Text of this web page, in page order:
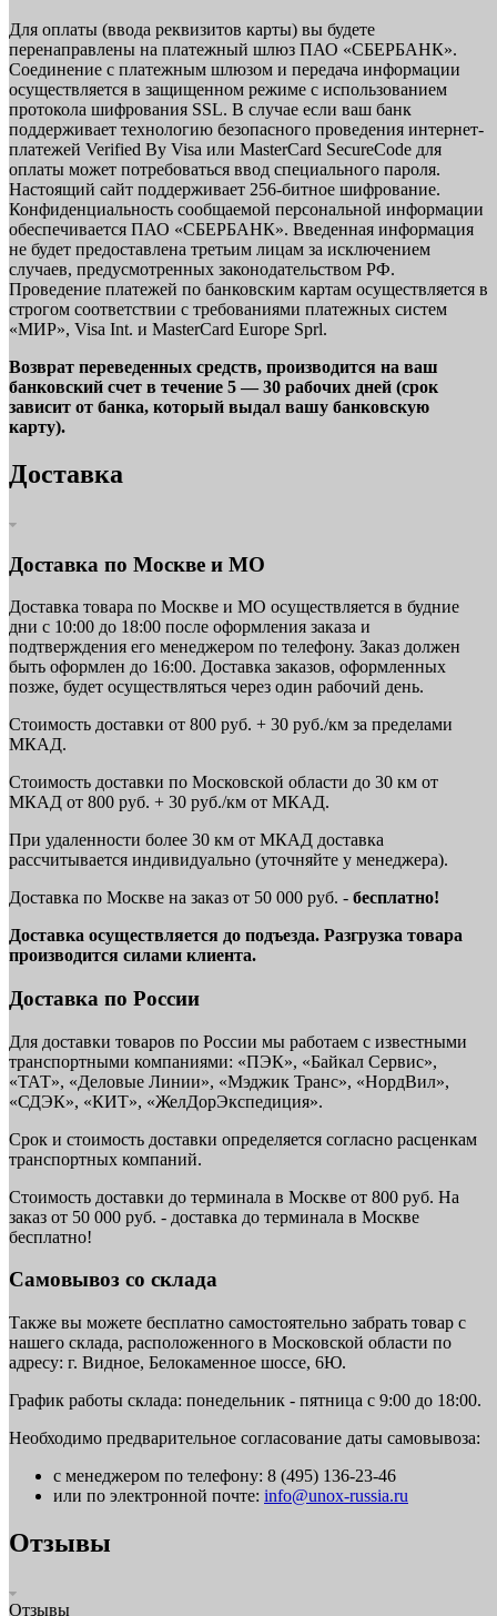
Для оплаты (ввода реквизитов карты) вы будете
перенаправлены на платежный шлюз ПАО «СБЕРБАНК».
Соединение с платежным шлюзом и передача информации
осуществляется в защищенном режиме с использованием
протокола шифрования SSL. В случае если ваш банк
поддерживает технологию безопасного проведения интернет-
платежей Verified By Visa или MasterCard SecureCode для
оплаты может потребоваться ввод специального пароля.
Настоящий сайт поддерживает 256-битное шифрование.
Конфиденциальность сообщаемой персональной информации
обеспечивается ПАО «СБЕРБАНК». Введенная информация
не будет предоставлена третьим лицам за исключением
случаев, предусмотренных законодательством РФ.
Проведение платежей по банковским картам осуществляется в
строгом соответствии с требованиями платежных систем
«МИР», Visa Int. и MasterCard Europe Sprl.
Возврат переведенных средств, производится на ваш
банковский счет в течение 5 — 30 рабочих дней (срок
зависит от банка, который выдал вашу банковскую
карту).
Доставка
Доставка по Москве и МО
Доставка товара по Москве и МО осуществляется в будние
дни с 10:00 до 18:00 после оформления заказа и
подтверждения его менеджером по телефону. Заказ должен
быть оформлен до 16:00. Доставка заказов, оформленных
позже, будет осуществляться через один рабочий день.
Стоимость доставки от 800 руб. + 30 руб./км за пределами
МКАД.
Стоимость доставки по Московской области до 30 км от
МКАД от 800 руб. + 30 руб./км от МКАД.
При удаленности более 30 км от МКАД доставка
рассчитывается индивидуально (уточняйте у менеджера).
Доставка по Москве на заказ от 50 000 руб. - бесплатно!
Доставка осуществляется до подъезда. Разгрузка товара
производится силами клиента.
Доставка по России
Для доставки товаров по России мы работаем с известными
транспортными компаниями: «ПЭК», «Байкал Сервис»,
«ТАТ», «Деловые Линии», «Мэджик Транс», «НордВил»,
«СДЭК», «КИТ», «ЖелДорЭкспедиция».
Срок и стоимость доставки определяется согласно расценкам
транспортных компаний.
Стоимость доставки до терминала в Москве от 800 руб. На
заказ от 50 000 руб. - доставка до терминала в Москве
бесплатно!
Самовывоз со склада
Также вы можете бесплатно самостоятельно забрать товар с
нашего склада, расположенного в Московской области по
адресу: г. Видное, Белокаменное шоссе, 6Ю.
График работы склада: понедельник - пятница с 9:00 до 18:00.
Необходимо предварительное согласование даты самовывоза:
с менеджером по телефону: 8 (495) 136-23-46
или по электронной почте: info@unox-russia.ru
Отзывы
Отзывы